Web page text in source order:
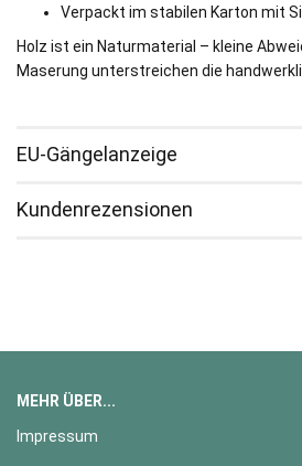
Verpackt im stabilen Karton mit
Holz ist ein Naturmaterial – kleine
Maserung unterstreichen die
EU-Gängelanzeige
Kundenrezensionen
MEHR ÜBER...
Impressum